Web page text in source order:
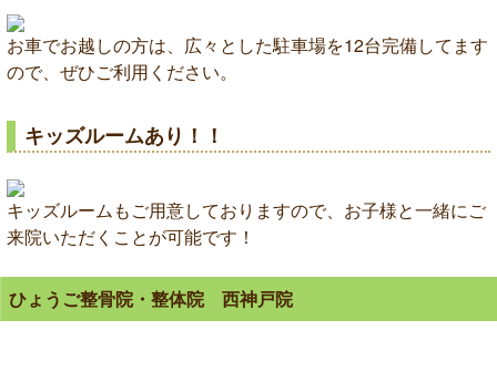
お車でお越しの方は、広々とした駐車場を12台完備してます
ので、ぜひご利用ください。
キッズルームあり！！
キッズルームもご用意しておりますので、お子様と一緒にご
来院いただくことが可能です！
ひょうご整骨院・整体院 西神戸院